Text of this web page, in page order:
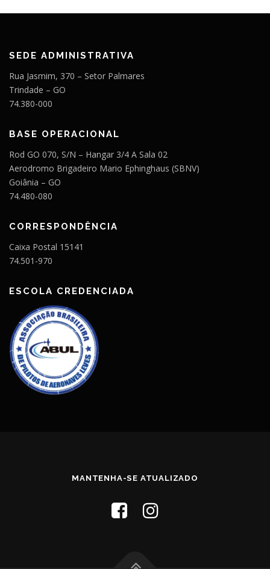
SEDE ADMINISTRATIVA
Rua Jasmim, 370 – Setor Palmares
Trindade – GO
74.380-000
BASE OPERACIONAL
Rod GO 070, S/N – Hangar 3/4 A Sala 02
Aerodromo Brigadeiro Mario Ephinghaus (SBNV)
Goiânia – GO
74.480-080
CORRESPONDÊNCIA
Caixa Postal 15141
74.501-970
ESCOLA CREDENCIADA
MANTENHA-SE ATUALIZADO